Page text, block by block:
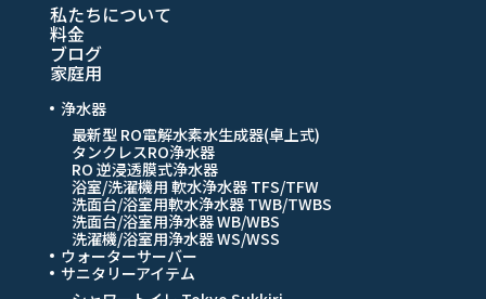
私たちについて
料金
ブログ
家庭用
浄水器
最新型 RO電解水素水生成器(卓上式)
タンクレスRO浄水器
RO 逆浸透膜式浄水器
浴室/洗濯機用 軟水浄水器 TFS/TFW
洗面台/浴室用軟水浄水器 TWB/TWBS
洗面台/浴室用浄水器 WB/WBS
洗濯機/浴室用浄水器 WS/WSS
ウォーターサーバー
サニタリーアイテム